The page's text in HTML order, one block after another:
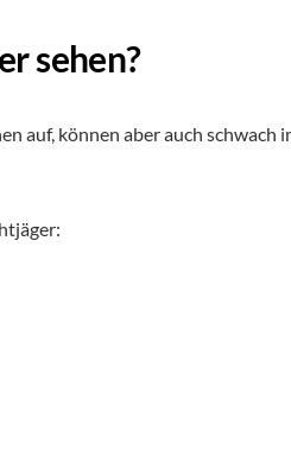
sehen?
auf, können aber auch schwach